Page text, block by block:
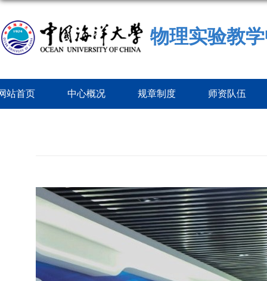
物理实验教
站首页 中心概况 规章制度 师资队伍